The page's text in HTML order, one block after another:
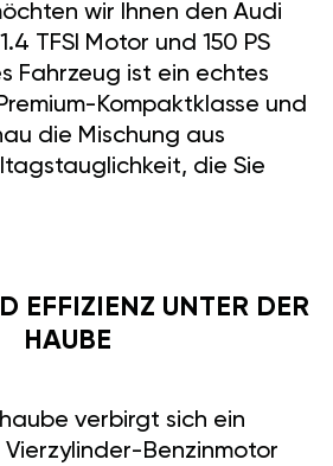
wir Ihnen den Audi
TFSI Motor und 150 PS
Fahrzeug ist ein echtes
Kompaktklasse und
die Mischung aus
die Sie
EFFIZIENZ UNTER DER
HAUBE
verbirgt sich ein
Benzinmotor